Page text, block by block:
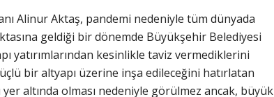
Alinur Aktaş, pandemi nedeniyle tüm dünyada
geldiği bir dönemde Büyükşehir Belediyesi
yatırımlarından kesinlikle taviz vermediklerini
bir altyapı üzerine inşa edileceğini hatırlatan
yer altında olması nedeniyle görülmez ancak, büyük